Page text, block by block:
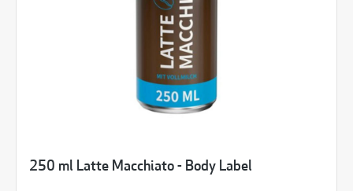
250 ml Latte Macchiato - Body Label